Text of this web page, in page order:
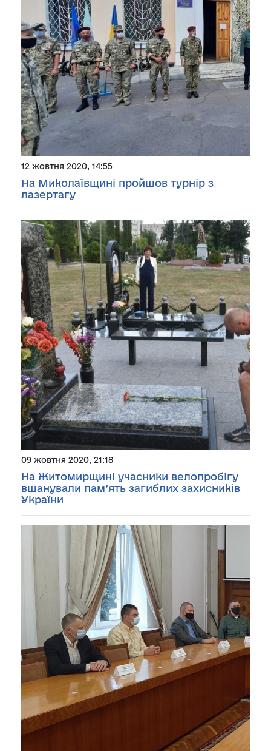
12 жовтня 2020, 14:55
На Миколаївщині пройшов турнір з
лазертагу
09 жовтня 2020, 21:18
На Житомирщині учасники велопробігу
вшанували пам’ять загиблих захисників
України